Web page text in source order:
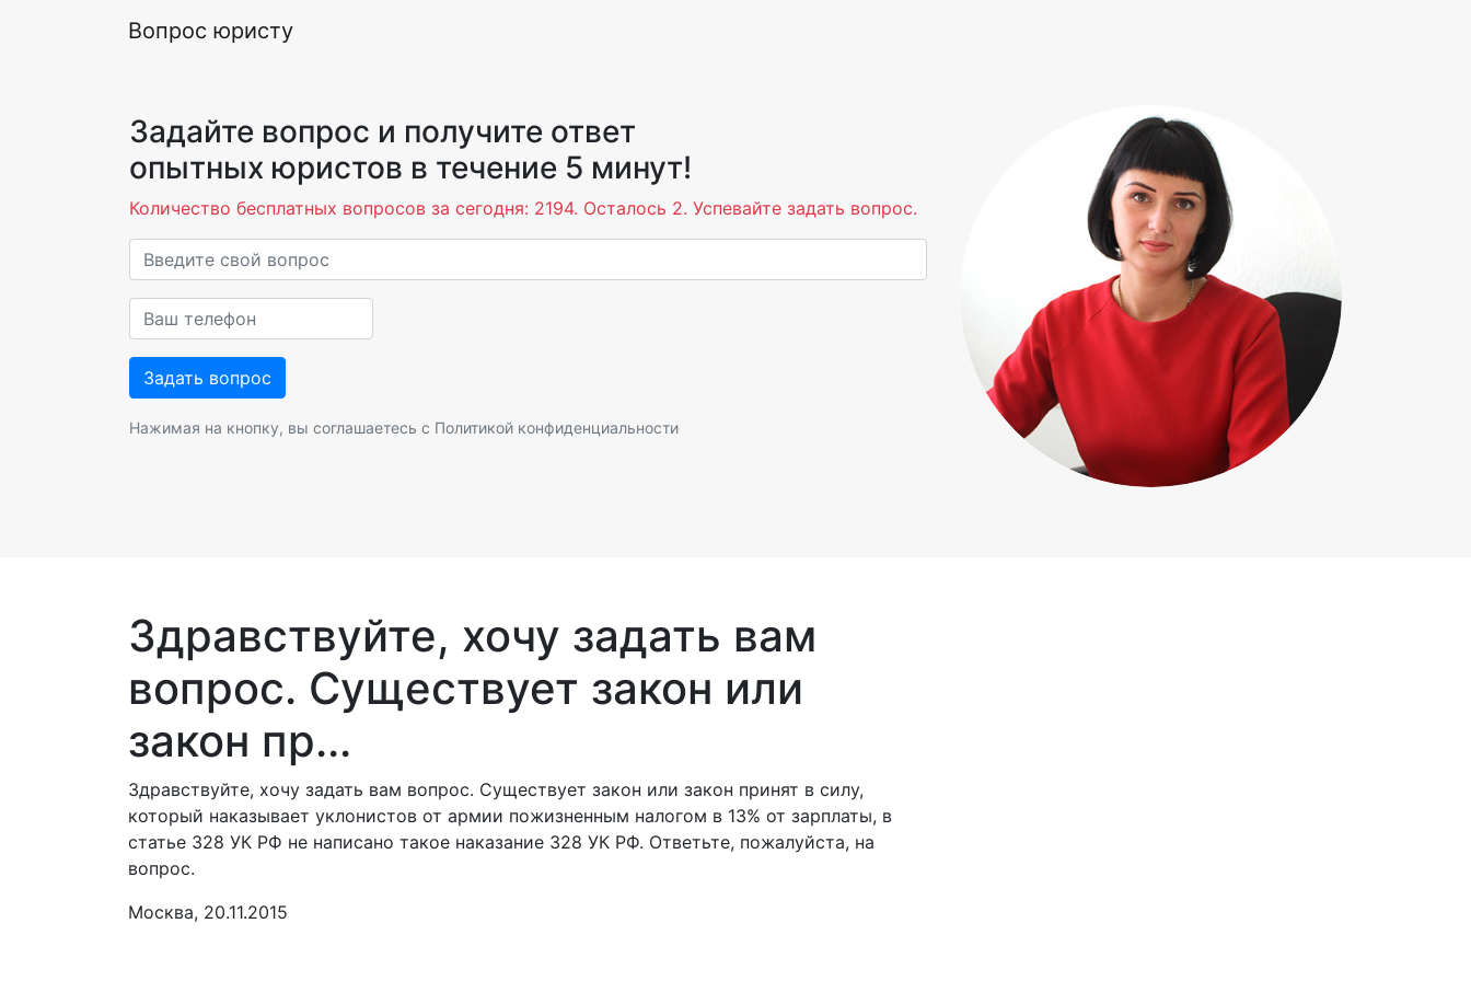
Вопрос юристу
Задайте вопрос и получите ответ
опытных юристов в течение 5 минут!
Количество бесплатных вопросов за сегодня: 2194. Осталось 2. Успевайте задать вопрос.
Нажимая на кнопку, вы соглашаетесь с Политикой конфиденциальности
Здравствуйте, хочу задать вам
вопрос. Существует закон или
закон пр...
Здравствуйте, хочу задать вам вопрос. Существует закон или закон принят в силу,
который наказывает уклонистов от армии пожизненным налогом в 13% от зарплаты, в
статье 328 УК РФ не написано такое наказание 328 УК РФ. Ответьте, пожалуйста, на
вопрос.
Москва, 20.11.2015